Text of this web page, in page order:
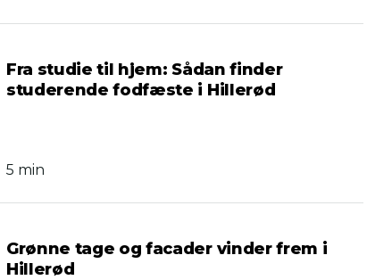
Fra studie til hjem: Sådan finder
studerende fodfæste i Hillerød
5 min
Grønne tage og facader vinder frem i
Hillerød